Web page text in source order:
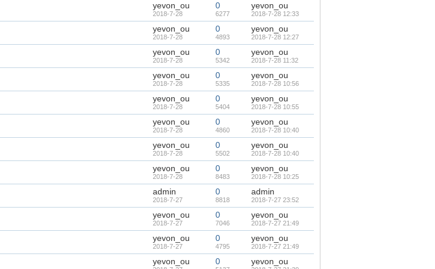
yevon_ou
2018-7-28
0
6277
yevon_ou
2018-7-28 12:33
yevon_ou
2018-7-28
0
4893
yevon_ou
2018-7-28 12:27
yevon_ou
2018-7-28
0
5342
yevon_ou
2018-7-28 11:32
yevon_ou
2018-7-28
0
5335
yevon_ou
2018-7-28 10:56
yevon_ou
2018-7-28
0
5404
yevon_ou
2018-7-28 10:55
yevon_ou
2018-7-28
0
4860
yevon_ou
2018-7-28 10:40
yevon_ou
2018-7-28
0
5502
yevon_ou
2018-7-28 10:40
yevon_ou
2018-7-28
0
8483
yevon_ou
2018-7-28 10:25
admin
2018-7-27
0
8818
admin
2018-7-27 23:52
yevon_ou
2018-7-27
0
7046
yevon_ou
2018-7-27 21:49
yevon_ou
2018-7-27
0
4795
yevon_ou
2018-7-27 21:49
yevon_ou 0 yevon_ou